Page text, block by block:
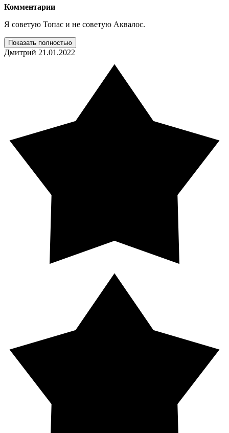
Комментарии
Я советую Топас и не советую Аквалос.
Показать полностью
Дмитрий 21.01.2022